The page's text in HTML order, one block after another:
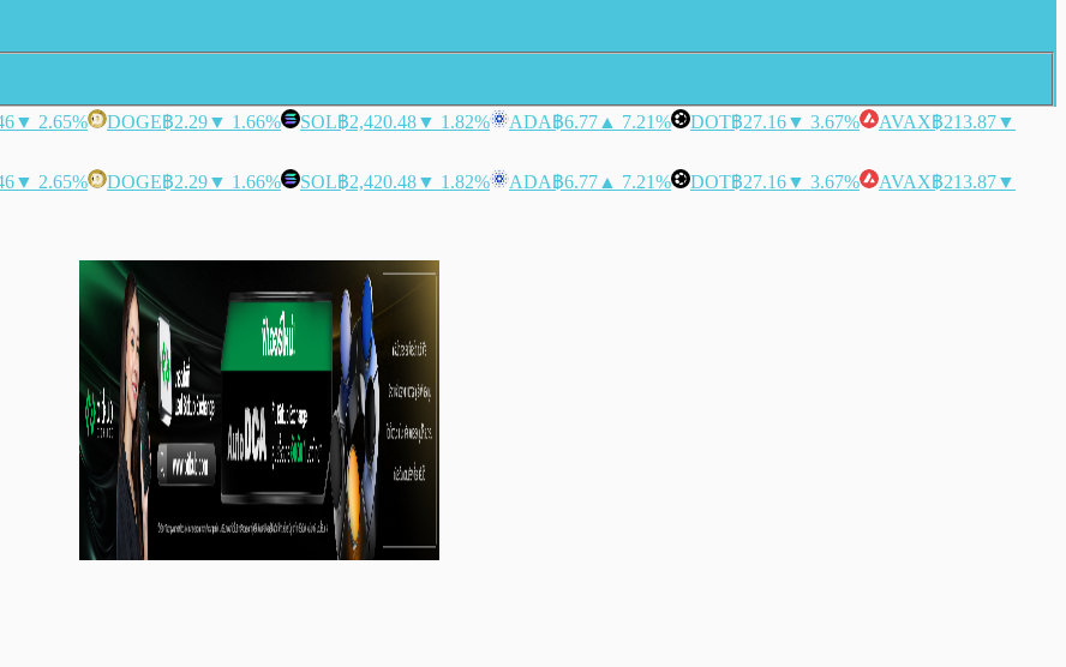
▼ 2.65% DOGE฿2.29▼ 1.66% SOL฿2,420.48▼ 1.82% ADA฿6.77 ▲ 7.21% DOT฿27.16▼ 3.67% AVAX฿213.87▼
▼ 2.65% DOGE฿2.29▼ 1.66% SOL฿2,420.48▼ 1.82% ADA฿6.77 ▲ 7.21% DOT฿27.16▼ 3.67% AVAX฿213.87▼